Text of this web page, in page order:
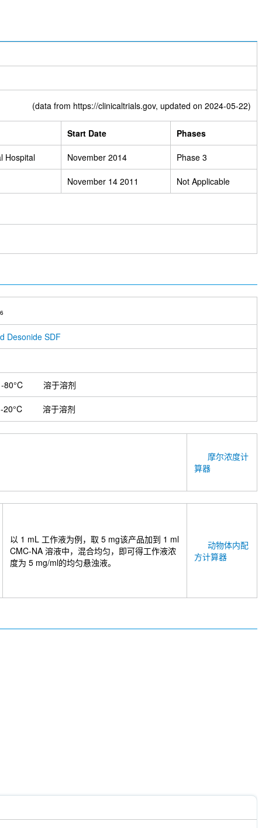
(data from https://clinicaltrials.gov, updated on 2024-05-22)
Start Date Phases
Hospital November 2014 Phase 3
November 14 2011 Not Applicable
6
Desonide SDF
-80°C 溶于溶剂
-20°C 溶于溶剂
摩尔浓度计
算器
动物体内配
方计算器
以 1 mL 工作液为例，取 5 mg该产品加到 1 ml
CMC-NA 溶液中，混合均匀，即可得工作液浓
度为 5 mg/ml的均匀悬浊液。